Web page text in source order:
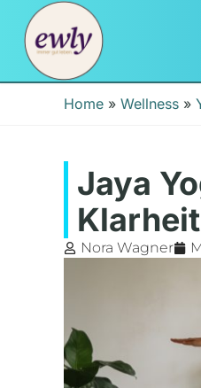
Home » Wellness »
Jaya
Nora Wagner